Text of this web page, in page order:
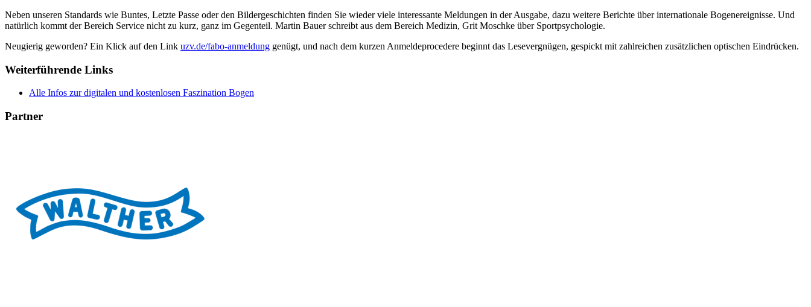
Neben unseren Standards wie Buntes, Letzte Passe oder den Bildergeschichten finden Sie wieder viele interessante Meldungen in der Ausgabe, dazu weitere Berichte über internationale Bogenereignisse. Und
natürlich kommt der Bereich Service nicht zu kurz, ganz im Gegenteil. Martin Bauer schreibt aus dem Bereich Medizin, Grit Moschke über Sportpsychologie.
Neugierig geworden? Ein Klick auf den Link uzv.de/fabo-anmeldung genügt, und nach dem kurzen Anmeldeprocedere beginnt das Lesevergnügen, gespickt mit zahlreichen zusätzlichen optischen Eindrücken.
Weiterführende Links
Alle Infos zur digitalen und kostenlosen Faszination Bogen
Partner